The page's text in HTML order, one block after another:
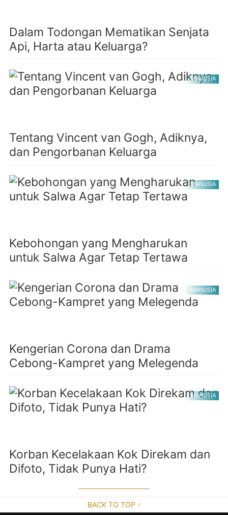
Dalam Todongan Mematikan Senjata
Api, Harta atau Keluarga?
MANUSIA
Tentang Vincent van Gogh, Adiknya,
dan Pengorbanan Keluarga
MANUSIA
Kebohongan yang Mengharukan
untuk Salwa Agar Tetap Tertawa
MANUSIA
Kengerian Corona dan Drama
Cebong-Kampret yang Melegenda
MANUSIA
Korban Kecelakaan Kok Direkam dan
Difoto, Tidak Punya Hati?
BACK TO TOP ↑